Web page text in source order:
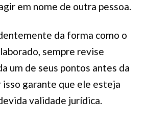
em nome de outra pessoa.
da forma como o
sempre revise
um de seus pontos antes da
isso garante que ele esteja
validade jurídica.